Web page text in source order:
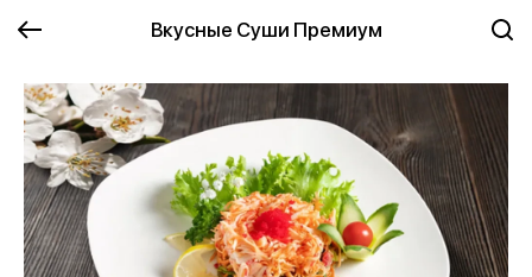
Вкусные Суши Премиум